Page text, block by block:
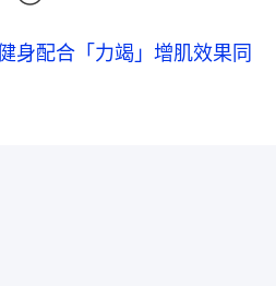
身配合「力竭」增肌效果同